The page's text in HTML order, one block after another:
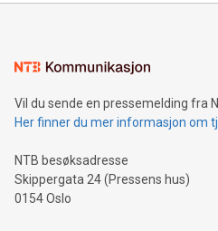
Vil du sende en pressemelding fra
Her finner du mer informasjon om
NTB besøksadresse
Skippergata 24 (Pressens hus)
0154 Oslo